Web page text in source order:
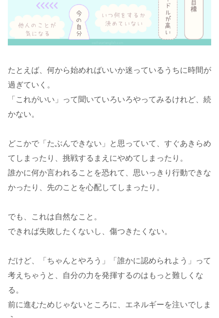
たとえば、何から始めればいいか迷っているうちに時間が
過ぎていく。
「これがいい」って聞いていろいろやってみるけれど、続
かない。
どこかで「たぶんできない」と思っていて、すぐあきらめ
てしまったり、挑戦するまえにやめてしまったり。
誰かに何か言われることを恐れて、思いっきり行動できな
かったり、先のことを心配してしまったり。
でも、これは自然なこと。
できれば失敗したくないし、傷つきたくない。
だけど、「ちゃんとやろう」「誰かに認められよう」って
考えちゃうと、自分の力を発揮するのはもっと難しくな
る。
前に進むためじゃないところに、エネルギーを注いでしま